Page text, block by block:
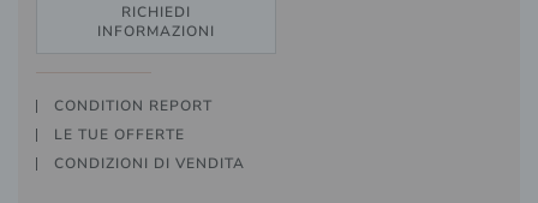
RICHIEDI
INFORMAZIONI
CONDITION REPORT
LE TUE OFFERTE
CONDIZIONI DI VENDITA